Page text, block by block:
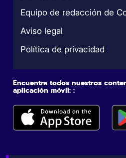
Equipo de redacción de
Aviso legal
Política de privacidad
Encuentra todos nuestros
aplicación móvil: :